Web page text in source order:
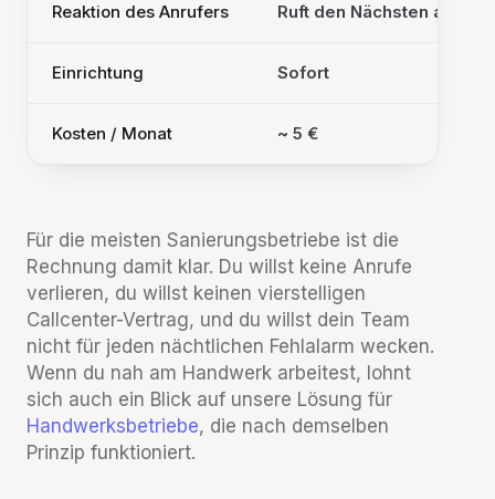
Reaktion des Anrufers Ruft den Nächsten an
Einrichtung Sofort
Kosten / Monat ~ 5 €
Für die meisten Sanierungsbetriebe ist die
Rechnung damit klar. Du willst keine Anrufe
verlieren, du willst keinen vierstelligen
Callcenter-Vertrag, und du willst dein Team
nicht für jeden nächtlichen Fehlalarm wecken.
Wenn du nah am Handwerk arbeitest, lohnt
sich auch ein Blick auf unsere Lösung für
Handwerksbetriebe, die nach demselben
Prinzip funktioniert.